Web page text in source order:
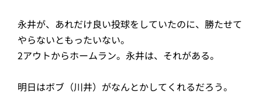
永井が、あれだけ良い投球をしていたのに、勝たせて
やらないともったいない。
2アウトからホームラン。永井は、それがある。
明日はボブ（川井）がなんとかしてくれるだろう。